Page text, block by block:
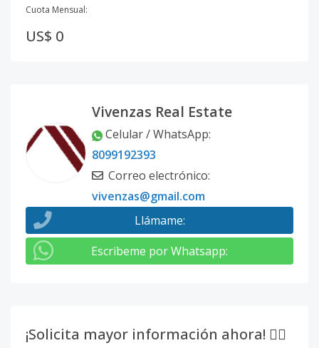
Cuota Mensual:
US$ 0
Vivenzas Real Estate
Celular / WhatsApp:
8099192393
Correo electrónico:
vivenzas@gmail.com
Llámame:
Escribeme por Whatsapp:
¡Solicita mayor información ahora! 👇🏽